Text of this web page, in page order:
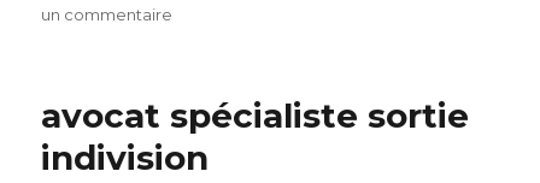
le
un commentaire
sortir
indivision
avocat spécialiste sortie
indivision